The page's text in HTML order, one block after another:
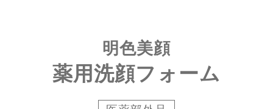
明色美顔
薬用洗顔フォーム